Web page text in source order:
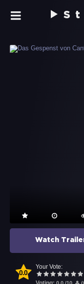
Watch
0.0
Your Vote: